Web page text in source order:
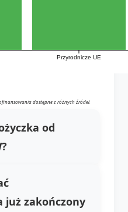
Przyrodnicze UE
dostępne z różnych źródeł.
od
już zakończony